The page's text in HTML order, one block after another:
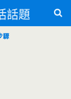
話題
驟